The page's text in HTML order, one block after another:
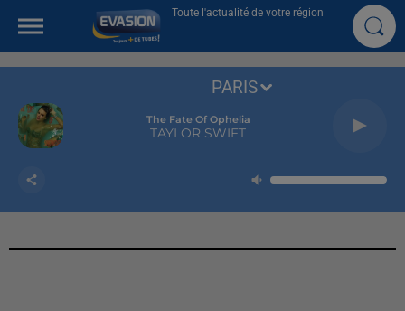
Toute l'actualité de votre région
The Fate Of Ophelia
TAYLOR SWIFT
PARIS